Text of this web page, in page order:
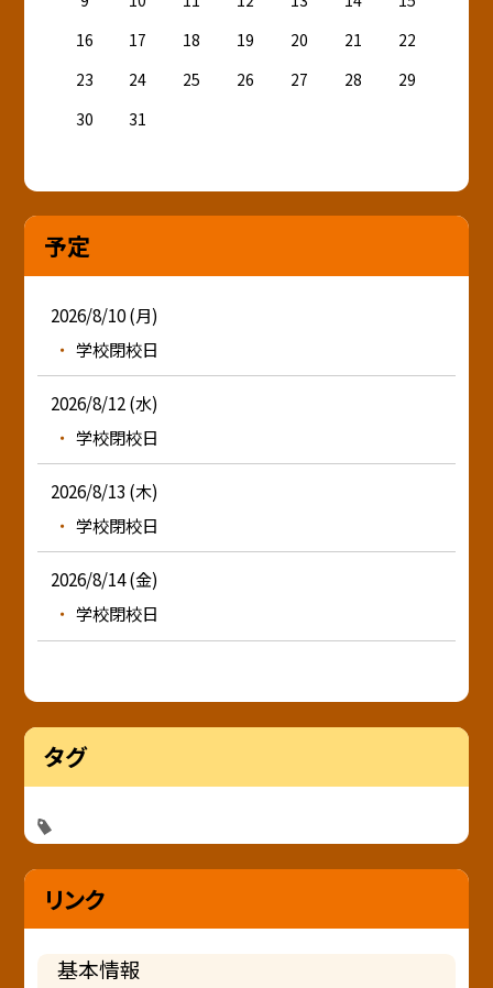
16
17 18 19 20 21
22
23
24 25 26 27 28
29
30
31
予定
2026/8/10 (月)
学校閉校日
2026/8/12 (水)
学校閉校日
2026/8/13 (木)
学校閉校日
2026/8/14 (金)
学校閉校日
タグ
リンク
基本情報